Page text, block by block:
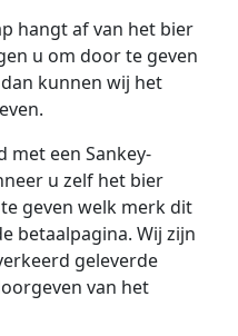
hangt af van het bier
u om door te geven
kunnen wij het
met een Sankey-
u zelf het bier
geven welk merk dit
betaalpagina. Wij zijn
geleverde
van het